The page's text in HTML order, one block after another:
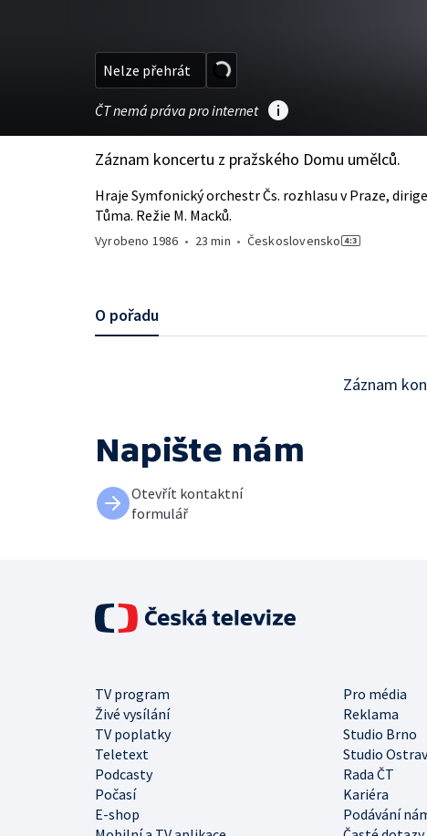
Nelze přehrát
ČT nemá práva pro internet
Záznam koncertu z pražského Domu umělců.
Hraje Symfonický orchestr Čs. rozhlasu v Praze,
Tůma. Režie M. Macků.
Vyrobeno 1986 • 23 min • Československo
O pořadu
Záznam
Napište nám
Otevřít kontaktní
formulář
TV program
Pro média
Živé vysílání
Reklama
TV poplatky
Studio Brno
Teletext
Studio
Podcasty
Rada ČT
Počasí
Kariéra
E-shop
Podávání